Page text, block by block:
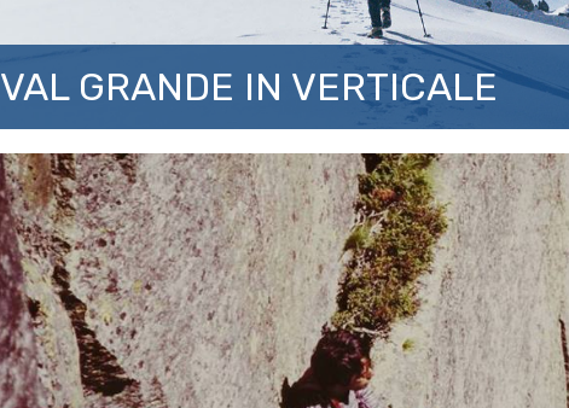
VAL GRANDE IN VERTICALE